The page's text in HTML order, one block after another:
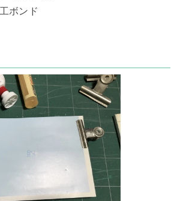
ボンド